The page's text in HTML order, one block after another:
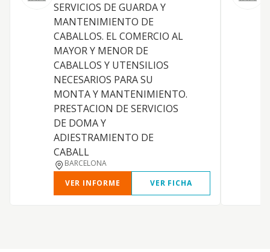
SERVICIOS DE GUARDA Y
MANTENIMIENTO DE
CABALLOS. EL COMERCIO AL
MAYOR Y MENOR DE
CABALLOS Y UTENSILIOS
NECESARIOS PARA SU
MONTA Y MANTENIMIENTO.
PRESTACION DE SERVICIOS
DE DOMA Y
ADIESTRAMIENTO DE
CABALL
BARCELONA
VER INFORME
VER FICHA